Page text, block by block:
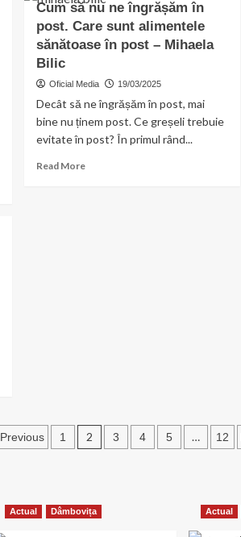
Otopeni:
Cursuri
de
copii
la
Phoenix
Club
Cum să nu ne îngrășăm în
post. Care sunt alimentele
sănătoase în post – Mihaela
Bilic
Oficial Media 19/03/2025
Decât să ne îngrășăm în post, mai
bine nu ținem post. Ce greșeli trebuie
evitate în post? În primul rând...
Read MoreRead
Mihaela
Bilic
Paginație
Previous 1 2 3 4 5 … 12
Actual Dâmbovița Actual